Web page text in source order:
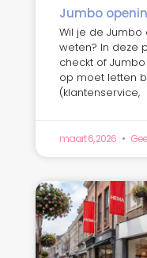
Jumbo
Wil je de Jumbo
weten? In deze
checkt of
op moet letten
(klantenservice,
maart 6, 2026